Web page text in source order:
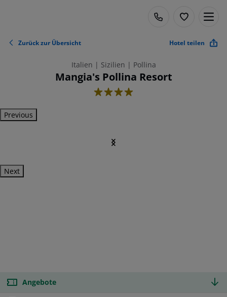
Zurück zur Übersicht Hotel teilen
Italien | Sizilien | Pollina
Mangia's Pollina Resort
4
Previous
Next
Angebote